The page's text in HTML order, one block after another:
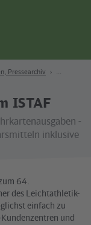
Pressearchiv
ISTAF
-
inklusive
64.
des Leichtathletik-
einfach zu
und